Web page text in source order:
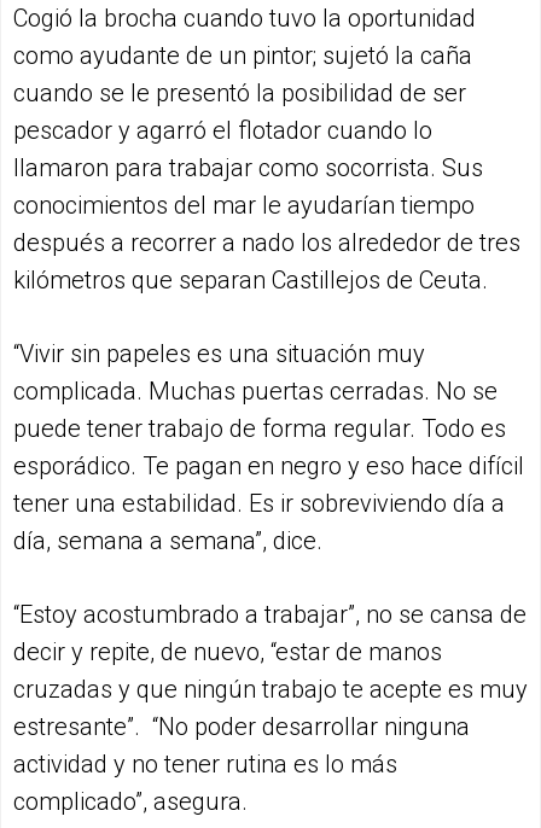
Cogió la brocha cuando tuvo la oportunidad
como ayudante de un pintor; sujetó la caña
cuando se le presentó la posibilidad de ser
pescador y agarró el flotador cuando lo
llamaron para trabajar como socorrista. Sus
conocimientos del mar le ayudarían tiempo
después a recorrer a nado los alrededor de tres
kilómetros que separan Castillejos de Ceuta.
“Vivir sin papeles es una situación muy
complicada. Muchas puertas cerradas. No se
puede tener trabajo de forma regular. Todo es
esporádico. Te pagan en negro y eso hace difícil
tener una estabilidad. Es ir sobreviviendo día a
día, semana a semana”, dice.
“Estoy acostumbrado a trabajar”, no se cansa de
decir y repite, de nuevo, “estar de manos
cruzadas y que ningún trabajo te acepte es muy
estresante”. “No poder desarrollar ninguna
actividad y no tener rutina es lo más
complicado”, asegura.